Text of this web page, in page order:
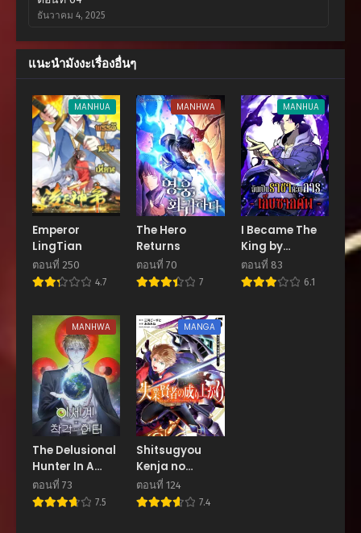
ธันวาคม 4, 2025
ตอนที่ 63
พฤศจิกายน 27, 2025
ตอนที่ 62
พฤศจิกายน 7, 2025
ตอนที่ 61
ตุลาคม 30, 2025
ตอนที่ 60
ตุลาคม 23, 2025
ตอนที่ 59
ตุลาคม 16, 2025
ตอนที่ 57
ตุลาคม 2, 2025
ตอนที่ 56
กันยายน 25, 2025
ตอนที่ 55
ตอนที่ 54
กันยายน 11, 2025
แนะนำมังงะเรื่องอื่นๆ
MANHUA
Emperor
LingTian
ตอนที่ 250
4.7
MANHWA
The Hero
Returns
ตอนที่ 70
7
MANHUA
I Became The
King by
Scavenging
ตอนที่ 83
6.1
MANHWA
The Delusional
Hunter In A
Another World
ตอนที่ 73
7.5
MANGA
Shitsugyou
Kenja no
Nariagari
ตอนที่ 124
7.4